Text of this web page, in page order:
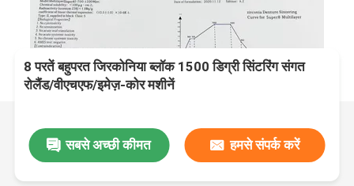
8 परतें बहुपरत जिरकोनिया ब्लॉक 1500 डिग्री सिंटरिंग संगत
रोलैंड/वीएचएफ/इमेज़-कोर मशीनें
सबसे अच्छी कीमत हमसे संपर्क करें